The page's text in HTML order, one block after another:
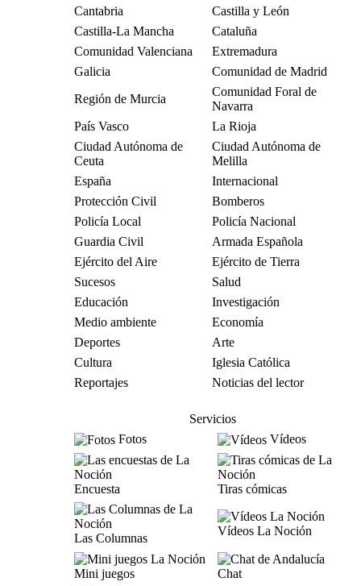
Cantabria
Castilla y León
Castilla-La Mancha
Cataluña
Comunidad Valenciana
Extremadura
Galicia
Comunidad de Madrid
Región de Murcia
Comunidad Foral de
Navarra
País Vasco
La Rioja
Ciudad Autónoma de
Ceuta
Ciudad Autónoma de
Melilla
España
Internacional
Protección Civil
Bomberos
Policía Local
Policía Nacional
Guardia Civil
Armada Española
Ejército del Aire
Ejército de Tierra
Sucesos
Salud
Educación
Investigación
Medio ambiente
Economía
Deportes
Arte
Cultura
Iglesia Católica
Reportajes
Noticias del lector
Servicios
Fotos
Vídeos
Encuesta Tiras cómicas
Las Columnas
Vídeos La Noción
Mini juegos
Chat